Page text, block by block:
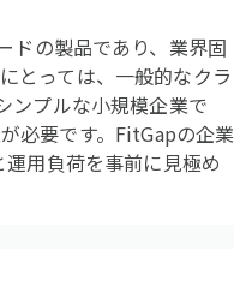
ドの製品であり、業界固
とっては、一般的なクラ
ンプルな小規模企業で
必要です。FitGapの企業
用負荷を事前に見極め